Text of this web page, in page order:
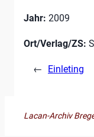
Jahr: 2009
Ort/Verlag/ZS:
← Einleting
Lacan-Archiv